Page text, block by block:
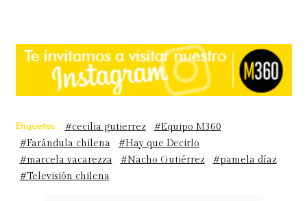
Etiquetas : #cecilia gutierrez
#Equipo M360
#Farándula chilena
#Hay que Decirlo
#marcela vacarezza
#Nacho Gutiérrez
#pamela díaz
#Televisión chilena